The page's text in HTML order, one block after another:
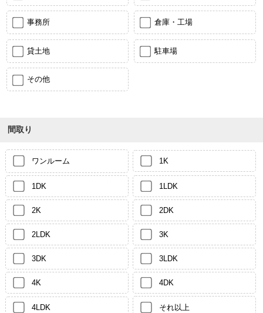
事務所 倉庫・工場
貸土地 駐車場
その他
間取り
ワンルーム 1K
1DK 1LDK
2K 2DK
2LDK 3K
3DK 3LDK
4K 4DK
4LDK それ以上